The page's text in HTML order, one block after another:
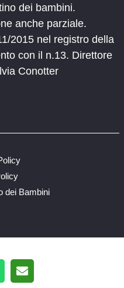
dei bambini.
anche parziale.
2015 nel registro della
con il n.13. Direttore
Conotter
dei Bambini